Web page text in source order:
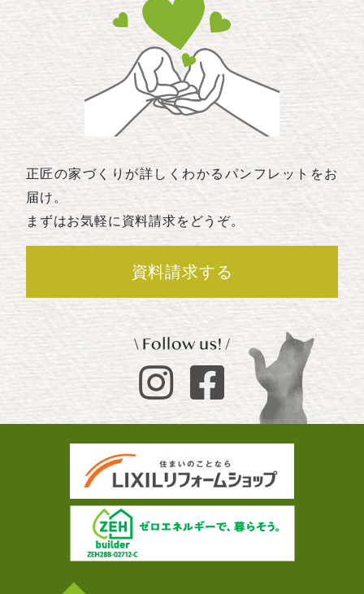
正匠の家づくりが詳しくわかるパンフレットをお
届け。
まずはお気軽に資料請求をどうぞ。
資料請求する